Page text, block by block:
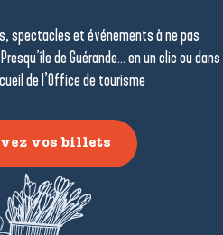
paisible, Assérac séduit par ses
salants et ses espaces naturels
suite
spectacles et événements à ne pas
de Guérande… en un clic ou dans
de l’Office de tourisme
vos billets